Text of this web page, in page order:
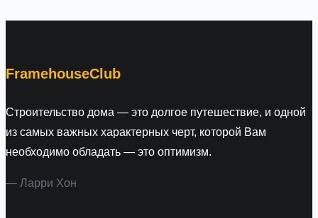
FramehouseClub
Строительство дома — это долгое путешествие, и одной
из самых важных характерных черт, которой Вам
необходимо обладать — это оптимизм.
— Ларри Хон